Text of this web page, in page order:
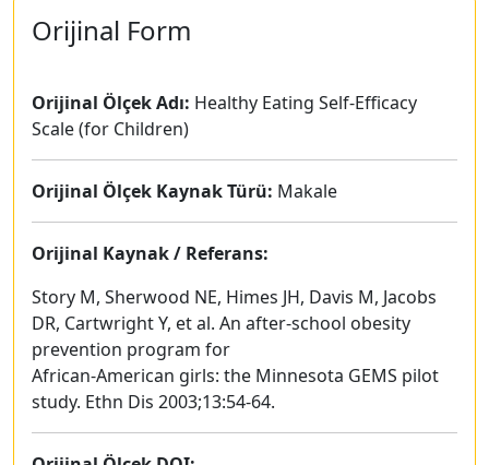
Orijinal Form
Orijinal Ölçek Adı: Healthy Eating Self-Efficacy
Scale (for Children)
Orijinal Ölçek Kaynak Türü: Makale
Orijinal Kaynak / Referans:
Story M, Sherwood NE, Himes JH, Davis M, Jacobs
DR, Cartwright Y, et al. An after-school obesity
prevention program for
African-American girls: the Minnesota GEMS pilot
study. Ethn Dis 2003;13:54-64.